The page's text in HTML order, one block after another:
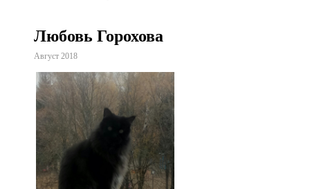
Любовь Горохова
Август 2018